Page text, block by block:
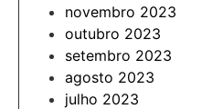
novembro 2023
outubro 2023
setembro 2023
agosto 2023
julho 2023